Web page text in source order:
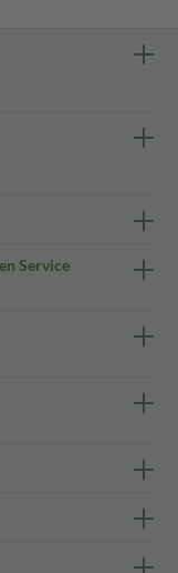
Service